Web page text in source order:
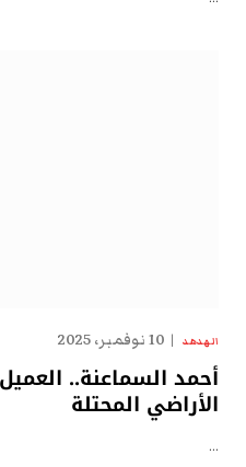
الهدهد 10 نوفمبر، 2025
أحمد السماعنة..
الأراضي المحتلة
…